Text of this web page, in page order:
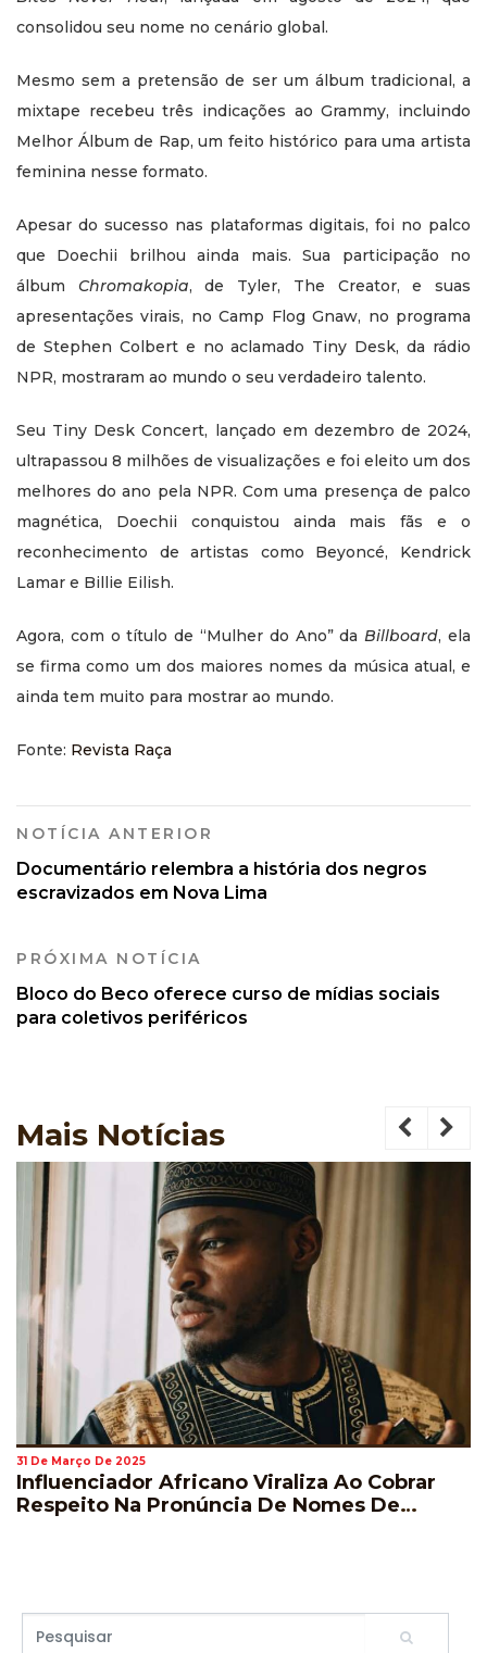
consolidou seu nome no cenário global.
Mesmo sem a pretensão de ser um álbum tradicional, a
mixtape recebeu três indicações ao Grammy, incluindo
Melhor Álbum de Rap, um feito histórico para uma artista
feminina nesse formato.
Apesar do sucesso nas plataformas digitais, foi no palco
que Doechii brilhou ainda mais. Sua participação no
álbum Chromakopia, de Tyler, The Creator, e suas
apresentações virais, no Camp Flog Gnaw, no programa
de Stephen Colbert e no aclamado Tiny Desk, da rádio
NPR, mostraram ao mundo o seu verdadeiro talento.
Seu Tiny Desk Concert, lançado em dezembro de 2024,
ultrapassou 8 milhões de visualizações e foi eleito um dos
melhores do ano pela NPR. Com uma presença de palco
magnética, Doechii conquistou ainda mais fãs e o
reconhecimento de artistas como Beyoncé, Kendrick
Lamar e Billie Eilish.
Agora, com o título de “Mulher do Ano” daBillboard, ela
se firma como um dos maiores nomes da música atual, e
ainda tem muito para mostrar ao mundo.
Fonte: Revista Raça
NOTÍCIA ANTERIOR
Documentário relembra a história dos negros
escravizados em Nova Lima
PRÓXIMA NOTÍCIA
Bloco do Beco oferece curso de mídias sociais
para coletivos periféricos
Mais Notícias
31 De Março De 2025
Influenciador Africano Viraliza Ao Cobrar
Respeito Na Pronúncia De Nomes De